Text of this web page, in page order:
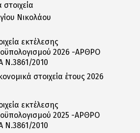
Νικολάου
εκτέλεσης
2026 -ΑΡΘΡΟ
Ν.3861/2010
στοιχεία έτους 2026
εκτέλεσης
2025 -ΑΡΘΡΟ
Ν.3861/2010